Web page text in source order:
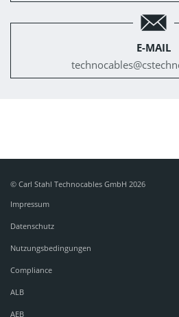
E-MAIL
technocables@
© Carl Stahl Technocables GmbH 2026
Impressum
Datenschutz
Nutzungsbedingungen
Compliance
ALB
AEB